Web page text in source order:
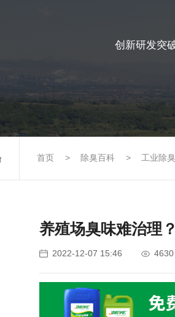
创新研发突
首页 除臭百科 工业除
养殖场臭味难治理
2022-12-07 15:46 4630